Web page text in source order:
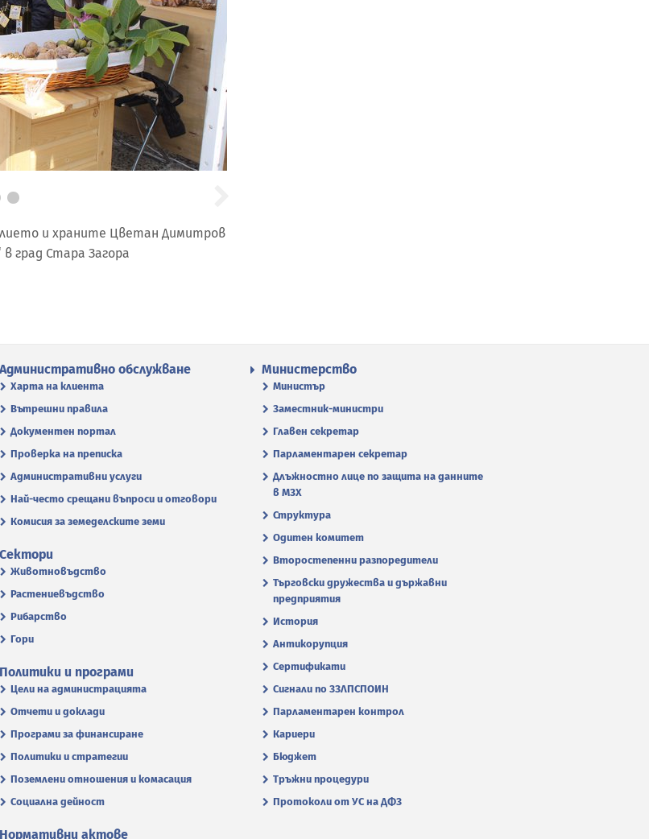
и храните Цветан Димитров
град Стара Загора
Административно обслужване
Харта на клиента
Вътрешни правила
Документен портал
Проверка на преписка
Административни услуги
Най-често срещани въпроси и отговори
Комисия за земеделските земи
Министерство
Министър
Заместник-министри
Главен секретар
Парламентарен секретар
Длъжностно лице по защита на данните
в МЗХ
Структура
Одитен комитет
Второстепенни разпоредители
Търговски дружества и държавни
предприятия
История
Антикорупция
Сертификати
Сигнали по ЗЗЛПСПОИН
Парламентарен контрол
Кариери
Бюджет
Тръжни процедури
Протоколи от УС на ДФЗ
Сектори
Животновъдство
Растениевъдство
Рибарство
Гори
Политики и програми
Цели на администрацията
Отчети и доклади
Програми за финансиране
Политики и стратегии
Поземлени отношения и комасация
Социална дейност
Нормативни актове